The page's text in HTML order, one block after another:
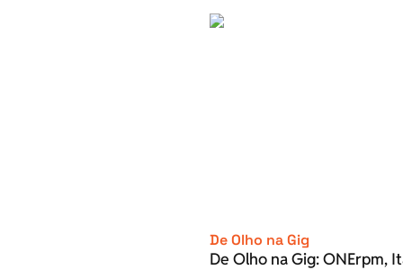
De Olho na Gig
De Olho na Gig: ONErpm,